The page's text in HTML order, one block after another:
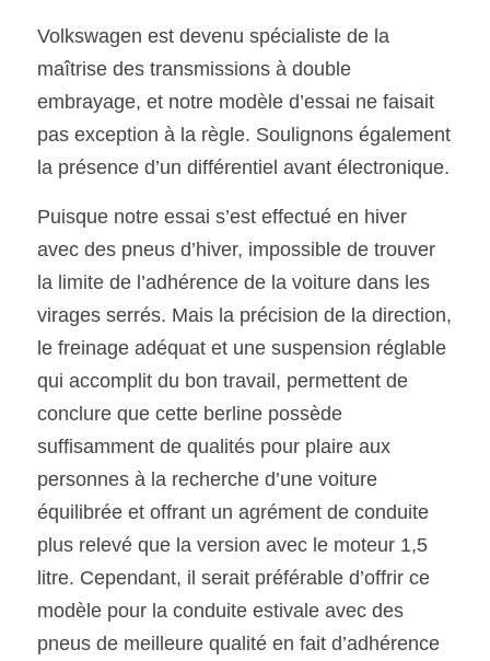
Volkswagen est devenu spécialiste de la
maîtrise des transmissions à double
embrayage, et notre modèle d’essai ne faisait
pas exception à la règle. Soulignons également
la présence d’un différentiel avant électronique.
Puisque notre essai s’est effectué en hiver
avec des pneus d’hiver, impossible de trouver
la limite de l’adhérence de la voiture dans les
virages serrés. Mais la précision de la direction,
le freinage adéquat et une suspension réglable
qui accomplit du bon travail, permettent de
conclure que cette berline possède
suffisamment de qualités pour plaire aux
personnes à la recherche d’une voiture
équilibrée et offrant un agrément de conduite
plus relevé que la version avec le moteur 1,5
litre. Cependant, il serait préférable d’offrir ce
modèle pour la conduite estivale avec des
pneus de meilleure qualité en fait d’adhérence